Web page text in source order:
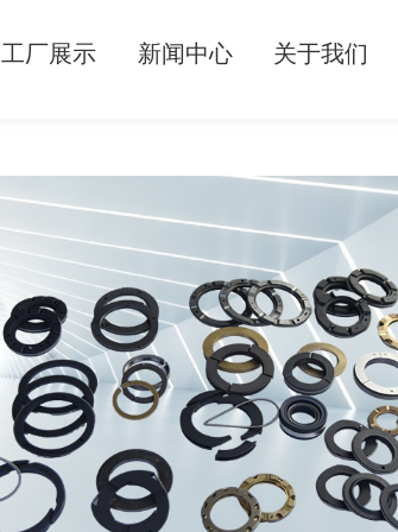
工厂展示 新闻中心 关于我们